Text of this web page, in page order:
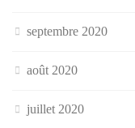
septembre 2020
août 2020
juillet 2020